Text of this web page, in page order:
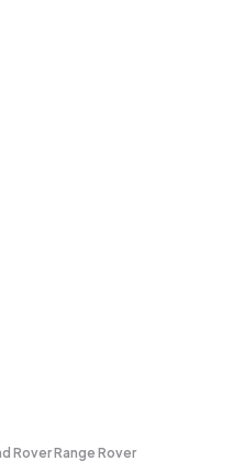
Rover Range Rover